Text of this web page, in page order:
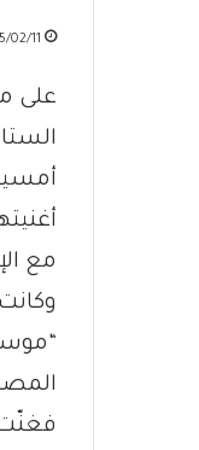
02/11
على
مع
فغنّت